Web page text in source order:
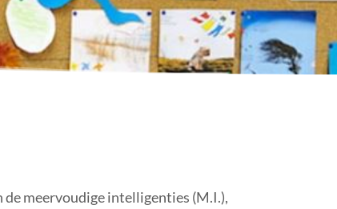
de meervoudige intelligenties (M.I.),